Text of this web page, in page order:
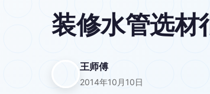
装修水管选材
王师傅
2014年10月10日